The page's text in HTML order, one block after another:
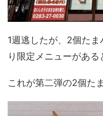
1週逃したが、2個た
り限定メニューがある
これが第二弾の2個た